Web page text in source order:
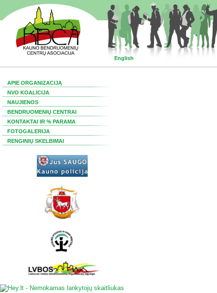
English
APIE ORGANIZACIJĄ
NVO KOALICIJA
NAUJIENOS
BENDRUOMENIŲ CENTRAI
KONTAKTAI IR % PARAMA
FOTOGALERIJA
RENGINIŲ SKELBIMAI